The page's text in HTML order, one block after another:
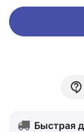
Быстрая